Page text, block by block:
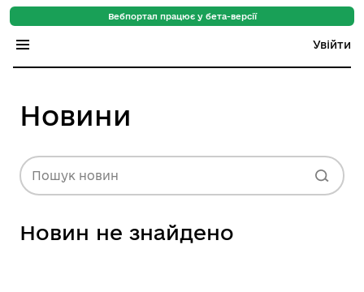
Вебпортал працює у бета-версії
Увійти
Індекс громад
Цифровий путівник
База знань
Новини
Новини
Пошук новин
Новин не знайдено